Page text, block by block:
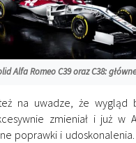
Alfa Romeo C39 oraz C38:
na uwadze, że wygląd
zmieniał i już w
poprawki i